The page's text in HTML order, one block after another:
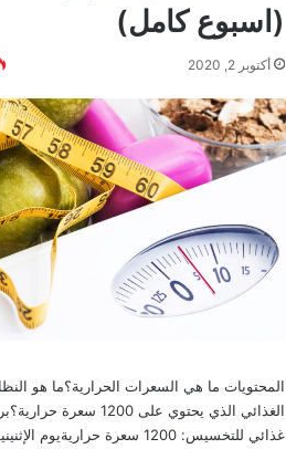
(اسبوع كامل)
أكتوبر 2, 2020
المحتويات ما هي السعرات الحرارية؟ما هو
الغذائي الذي يحتوي على 1200 سعرة
غذائي للتخسيس: 1200 سعرة حراريةيوم الإثنينيوم…